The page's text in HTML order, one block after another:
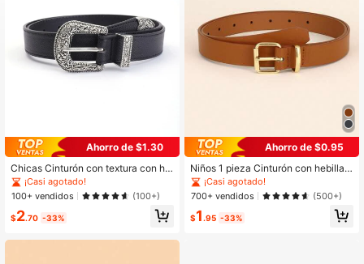
661 Seguidores
4.94 661 Seguidores
Ahorro de $1.30
Chicas Cinturón con textura con he
billa metálica
¡Casi agotado!
100+ vendidos
(100+)
$2.70 -33%
Ahorro de $0.95
Niños 1 pieza Cinturón con hebilla
minimalista para diariamente
¡Casi agotado!
700+ vendidos
(500+)
$1 .95 -33%